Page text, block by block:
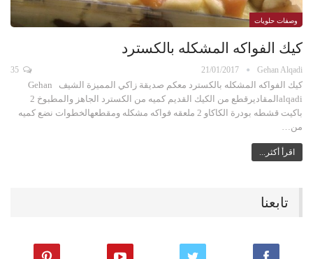
وصفات حلويات
كيك الفواكه المشكله بالكسترد
Gehan Alqadi
21/01/2017
كيك الفواكه المشكله بالكسترد معكم صديقة زاكي المميزة الشيف Gehan
alqadiالمقاديرقطع من الكيك القديم كميه من الكسترد الجاهز والمطبوخ 2
باكيت قشطه بودرة الكاكاو 2 ملعقه فواكه مشكله ومقطعهالخطوات نضع كميه
من…
اقرأ أكثر...
تابعنا